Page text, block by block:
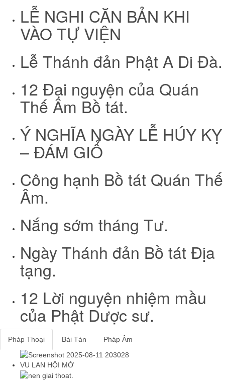
LỄ NGHI CĂN BẢN KHI
VÀO TỰ VIỆN
Lễ Thánh đản Phật A Di Đà.
12 Đại nguyện của Quán
Thế Âm Bồ tát.
Ý NGHĨA NGÀY LỄ HÚY KỴ
– ĐÁM GIỔ
Công hạnh Bồ tát Quán Thế
Âm.
Nắng sớm tháng Tư.
Ngày Thánh đản Bồ tát Địa
tạng.
12 Lời nguyện nhiệm mầu
của Phật Dược sư.
Pháp Thoại Bái Tán Pháp Âm
VU LAN HỘI MỞ